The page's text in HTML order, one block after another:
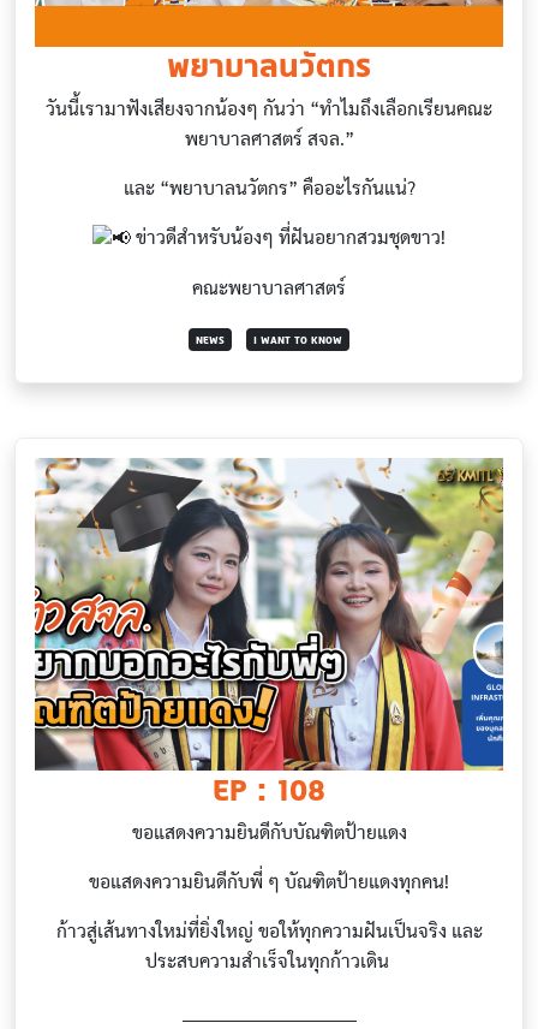
พยาบาลนวัตกร
วันนี้เรามาฟังเสียงจากน้องๆ กันว่า “ทำไมถึงเลือกเรียนคณะ
พยาบาลศาสตร์ สจล.”
และ “พยาบาลนวัตกร” คืออะไรกันแน่?
ข่าวดีสำหรับน้องๆ ที่ฝันอยากสวมชุดขาว!
คณะพยาบาลศาสตร์
NEWS I WANT TO KNOW
EP : 108
ขอแสดงความยินดีกับบัณฑิตป้ายแดง
ขอแสดงความยินดีกับพี่ ๆ บัณฑิตป้ายแดงทุกคน!
ก้าวสู่เส้นทางใหม่ที่ยิ่งใหญ่ ขอให้ทุกความฝันเป็นจริง และ
ประสบความสำเร็จในทุกก้าวเดิน